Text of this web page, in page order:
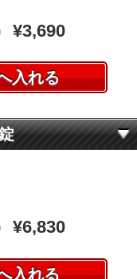
¥3,690
¥6,830